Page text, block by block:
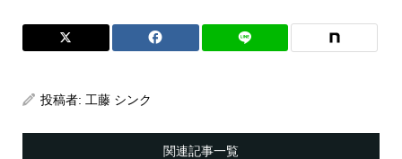
投稿者: 工藤 シンク
関連記事一覧